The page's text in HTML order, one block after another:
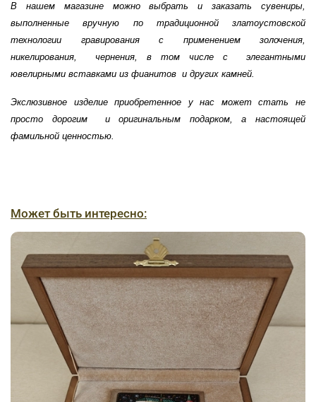
В нашем магазине можно выбрать и заказать сувениры,
выполненные вручную по традиционной златоустовской
технологии гравирования с применением золочения,
никелирования, чернения, в том числе с элегантными
ювелирными вставками из фианитов и других камней.
Экслюзивное изделие приобретенное у нас может стать не
просто дорогим и оригинальным подарком, а настоящей
фамильной ценностью.
Может быть интересно: